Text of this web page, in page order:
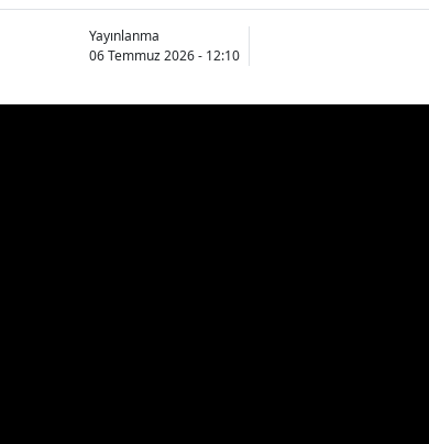
Yayınlanma
06 Temmuz 2026 - 12:10